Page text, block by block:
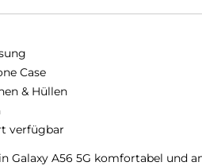
Case
& Hüllen
verfügbar
Galaxy A56 5G komfortabel und